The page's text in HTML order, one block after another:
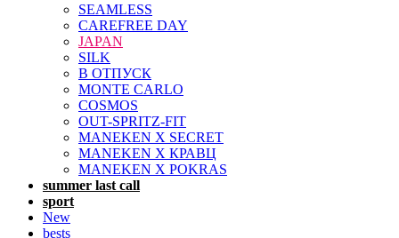
SEAMLESS
CAREFREE DAY
JAPAN
SILK
В ОТПУСК
MONTE CARLO
COSMOS
OUT-SPRITZ-FIT
MANEKEN X SECRET
MANEKEN X КРАВЦ
MANEKEN X POKRAS
summer last call
sport
New
bests